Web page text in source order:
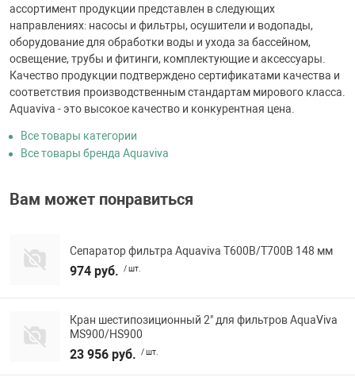
ассортимент продукции представлен в следующих
направлениях: насосы и фильтры, осушители и водопады,
оборудование для обработки воды и ухода за бассейном,
освещение, трубы и фитинги, комплектующие и аксессуары.
Качество продукции подтверждено сертификатами качества и
соответствия производственным стандартам мирового класса.
Aquaviva - это высокое качество и конкурентная цена.
Все товары категории
Все товары бренда Aquaviva
Вам может понравиться
Сепаратор фильтра Aquaviva T600B/T700B 148 мм
974 руб. / шт.
Кран шестипозиционный 2" для фильтров AquaViva
MS900/HS900
23 956 руб. / шт.